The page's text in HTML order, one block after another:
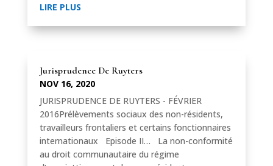
LIRE PLUS
Jurisprudence De Ruyters
NOV 16, 2020
JURISPRUDENCE DE RUYTERS - FÉVRIER
2016Prélèvements sociaux des non-résidents,
travailleurs frontaliers et certains fonctionnaires
internationaux Episode II… La non-conformité
au droit communautaire du régime